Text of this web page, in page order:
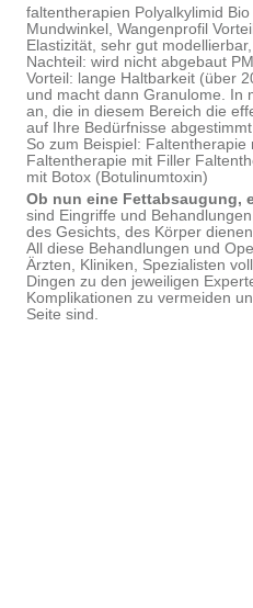
faltentherapien Polyalkylimid
Mundwinkel, Wangenprofil
Elastizität, sehr gut
Nachteil: wird nicht abgebaut
Vorteil: lange Haltbarkeit (über
und macht dann Granulome. In
an, die in diesem Bereich die
auf Ihre Bedürfnisse
So zum Beispiel:
Faltentherapie mit Filler
mit Botox (Botulinumtoxin)
Ob nun eine Fettabsaugung,
sind Eingriffe und
des Gesichts, des Körper
All diese Behandlungen und
Ärzten, Kliniken, Spezialisten
Dingen zu den jeweiligen
Komplikationen zu vermeiden
Seite sind.